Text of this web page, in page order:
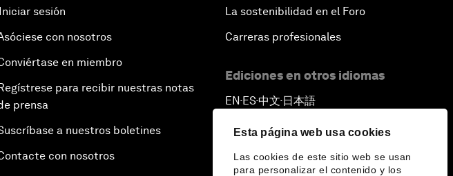
Esta página web usa cookies
Las cookies de este sitio web se usan
para personalizar el contenido y los
Iniciar sesión
con nosotros
en miembro
Regístrese para recibir nuestras notas
prensa
a nuestros boletines
con nosotros
La sostenibilidad en el Foro
Carreras profesionales
Ediciones en otros idiomas
EN ▪ ES▪中文▪ 日本語